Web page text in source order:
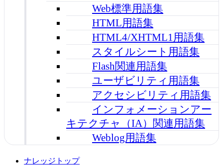
Web標準用語集
HTML用語集
HTML4/XHTML1用語集
スタイルシート用語集
Flash関連用語集
ユーザビリティ用語集
アクセシビリティ用語集
インフォメーションアー
キテクチャ（IA）関連用語集
Weblog用語集
ナレッジトップ